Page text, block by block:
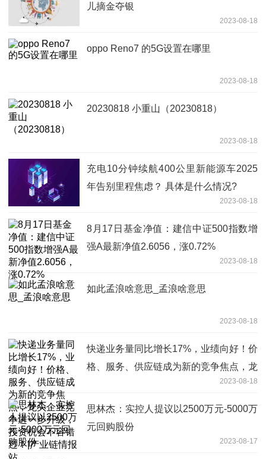
儿摘金夺银
2023-08-18
oppo Reno7 的5G设置在哪里
2023-08-18
20230818 小重山（20230818）
2023-08-18
充电10分钟续航400公里新能源车2025
年告别里程焦虑？ 具体是什么情况?
2023-08-18
8月17日基金净值：建信中证500指数增
强A最新净值2.6056，涨0.72%
2023-08-18
如此孟浪啥意思_孟浪啥意思
2023-08-18
快递业务量同比增长17%，业绩向好！价
格、服务、供应链成为新的竞争焦点，龙
头企业竞争进一步升级，投资机会不容错
过！|产业链情报站
2023-08-18
思林杰：实控人提议以2500万元-5000万
元回购股份
2023-08-17